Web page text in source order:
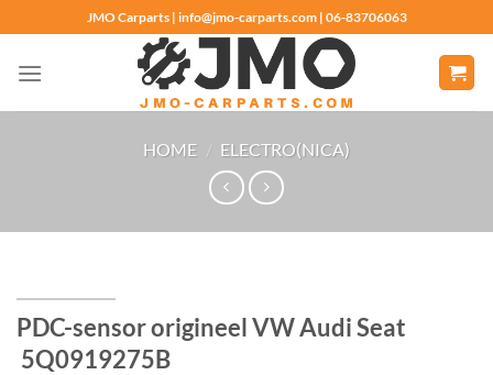
naar
inhoud
JMO Carparts | info@jmo-carparts.com | 06-83706063
HOME / ELECTRO(NICA)
PDC-sensor origineel VW Audi Seat
5Q0919275B